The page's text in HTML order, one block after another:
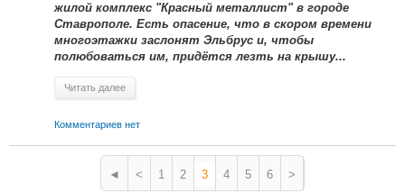
жилой комплекс "Красный металлист" в городе
Ставрополе. Есть опасение, что в скором времени
многоэтажки заслонят Эльбрус и, чтобы
полюбоваться им, придётся лезть на крышу...
Читать далее
Комментариев нет
◄ < 1 2 3 4 5 6 >